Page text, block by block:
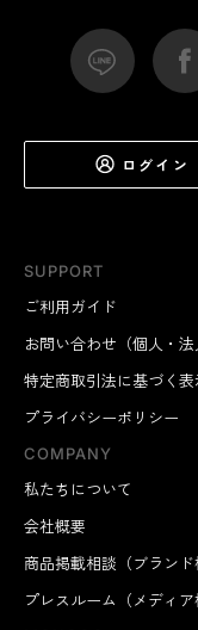
SUPPORT
ご利用ガイド
お問い合わせ（個人・法
特定商取引法に基づく
プライバシーポリシー
COMPANY
私たちについて
会社概要
商品掲載相談（ブランド
プレスルーム（メディア
ログイン